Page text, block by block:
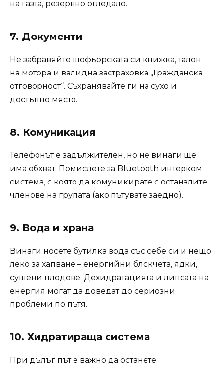
на газта, резервно огледало.
7. Документи
Не забравяйте шофьорската си книжка, талон
на мотора и валидна застраховка „Гражданска
отговорност“. Съхранявайте ги на сухо и
достъпно място.
8. Комуникация
Телефонът е задължителен, но не винаги ще
има обхват. Помислете за Bluetooth интерком
система, с която да комуникирате с останалите
членове на групата (ако пътувате заедно).
9. Вода и храна
Винаги носете бутилка вода със себе си и нещо
леко за хапване – енергийни блокчета, ядки,
сушени плодове. Дехидратацията и липсата на
енергия могат да доведат до сериозни
проблеми по пътя.
10. Хидратираща система
При дълъг път е важно да останете